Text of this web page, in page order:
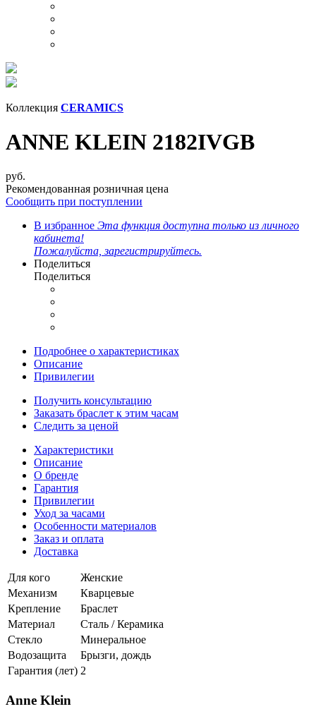
Коллекция CERAMICS
ANNE KLEIN 2182IVGB
руб.
Рекомендованная розничная цена
Сообщить при поступлении
В избранное Эта функция доступна только из личного
кабинета!
Пожалуйста, зарегистрируйтесь.
Поделиться
Поделиться
Подробнее о характеристиках
Описание
Привилегии
Получить консультацию
Заказать браслет к этим часам
Следить за ценой
Характеристики
Описание
О бренде
Гарантия
Привилегии
Уход за часами
Особенности материалов
Заказ и оплата
Доставка
Для кого
Женские
Механизм
Кварцевые
Крепление
Браслет
Материал
Сталь / Керамика
Стекло
Минеральное
Водозащита
Брызги, дождь
Гарантия (лет) 2
Anne Klein